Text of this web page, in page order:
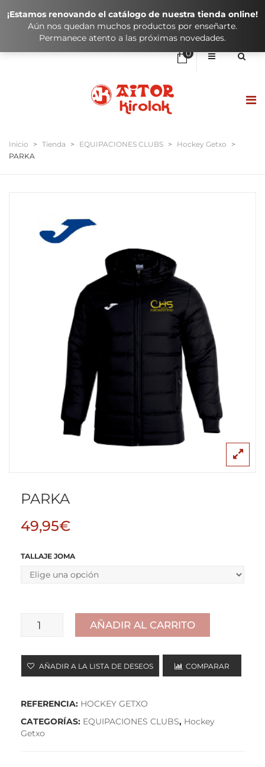
0
No hay elementos en el carrito
SUBTOTAL:
HASIERA / INICIO
KONTAKTUA / CONTACTO
Inicio > Tienda > EQUIPACIONES CLUBS > Hockey Getxo
>
PARKA
PARKA
49,95€
TALLAJE JOMA
PARKA AÑADIR AL CARRITO
AÑADIR A LA LISTA DE DESEOS COMPARAR
REFERENCIA: HOCKEY GETXO
CATEGORÍAS: EQUIPACIONES CLUBS, Hockey
Getxo
¡Estamos renovando el catálogo de nuestra tienda online!
Aún nos quedan muchos productos por enseñarte.
Permanece atento a las próximas novedades.